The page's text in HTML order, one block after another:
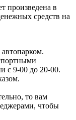
произведена в
средств на
с 9-00 до 20-00.
то вам
чтобы